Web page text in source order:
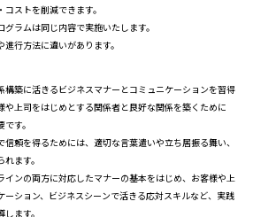
ストを削減できます。
ラムは同じ内容で実施いたします。
行方法に違いがあります。
構築に活きるビジネスマナーとコミュニケーションを習得
上司をはじめとする関係者と良好な関係を築くために
す。
頼を得るためには、適切な言葉遣いや立ち居振る舞い、
ます。
インの両方に対応したマナーの基本をはじめ、お客様や上
ション、ビジネスシーンで活きる応対スキルなど、実践
ます。